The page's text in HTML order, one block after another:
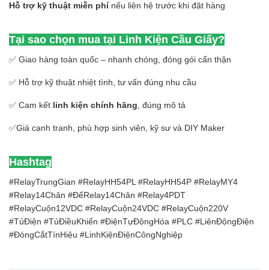
Hỗ trợ kỹ thuật miễn phínếu liên hệ trước khi đặt hàng
Tại sao chọn mua tại Linh Kiện Cầu Giấy?
✅ Giao hàng toàn quốc – nhanh chóng, đóng gói cẩn thận
✅ Hỗ trợ kỹ thuật nhiệt tình, tư vấn đúng nhu cầu
✅ Cam kết linh kiện chính hãng , đúng mô tả
✅Giá cạnh tranh, phù hợp sinh viên, kỹ sư và DIY Maker
Hashtag
#RelayTrungGian #RelayHH54PL #RelayHH54P #RelayMY4
#Relay14Chân #ĐếRelay14Chân #Relay4PDT
#RelayCuộn12VDC #RelayCuộn24VDC #RelayCuộn220V
#TủĐiện #TủĐiềuKhiển #ĐiệnTựĐộngHóa #PLC #LiênĐộngĐiện
#ĐóngCắtTínHiệu #LinhKiệnĐiệnCôngNghiệp